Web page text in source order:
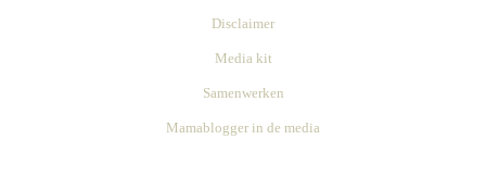
Disclaimer
Media kit
Samenwerken
Mamablogger in de media